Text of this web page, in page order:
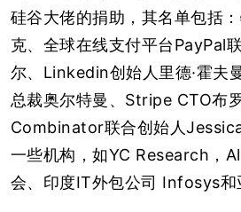
硅谷大佬的捐助，其名单包括
克、全球在线支付平台PayPal
尔、Linkedin创始人里德·霍夫
总裁奥尔特曼、Stripe CTO布
Combinator联合创始人
一些机构，如YC Research，
会、印度IT外包公司 Infosys和